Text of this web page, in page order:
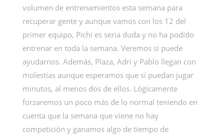
volumen de entrenamientos esta semana para
recuperar gente y aunque vamos con los 12 del
primer equipo, Pichi es seria duda y no ha podido
entrenar en toda la semana. Veremos si puede
ayudarnos. Además, Plaza, Adri y Pablo llegan con
molestias aunque esperamos que sí puedan jugar
minutos, al menos dos de ellos. Lógicamente
forzaremos un poco más de lo normal teniendo en
cuenta que la semana que viene no hay
competición y ganamos algo de tiempo de